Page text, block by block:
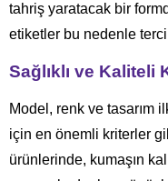
tahriş yaratacak bir
etiketler bu nedenle
Sağlıklı ve Kaliteli
Model, renk ve tasarım
için en önemli kriterler
ürünlerinde, kumaşın